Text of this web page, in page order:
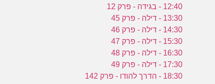
12:40 - בגידה - פרק 12
13:30 - דילה - פרק 45
14:30 - דילה - פרק 46
15:30 - דילה - פרק 47
16:30 - דילה - פרק 48
17:30 - דילה - פרק 49
18:30 - הדרך להודו - פרק 142